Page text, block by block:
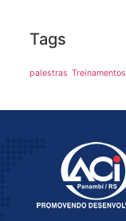
Tags
palestras Treinamentos